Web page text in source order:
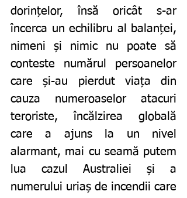
dorințelor, însă oricât s-ar
încerca un echilibru al balanței,
nimeni și nimic nu poate să
conteste numărul persoanelor
care și-au pierdut viața din
cauza numeroaselor atacuri
teroriste, încălzirea globală
care a ajuns la un nivel
alarmant, mai cu seamă putem
lua cazul Australiei și a
numerului uriaș de incendii care